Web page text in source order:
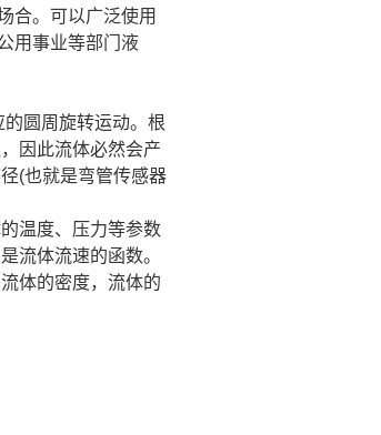
合。可以广泛使用
用事业等部门液
圆周旋转运动。根
因此流体必然会产
(也就是弯管传感器
温度、压力等参数
流体流速的函数。
体的密度，流体的